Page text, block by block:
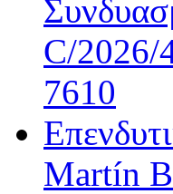
C/2026/
7610
Martín